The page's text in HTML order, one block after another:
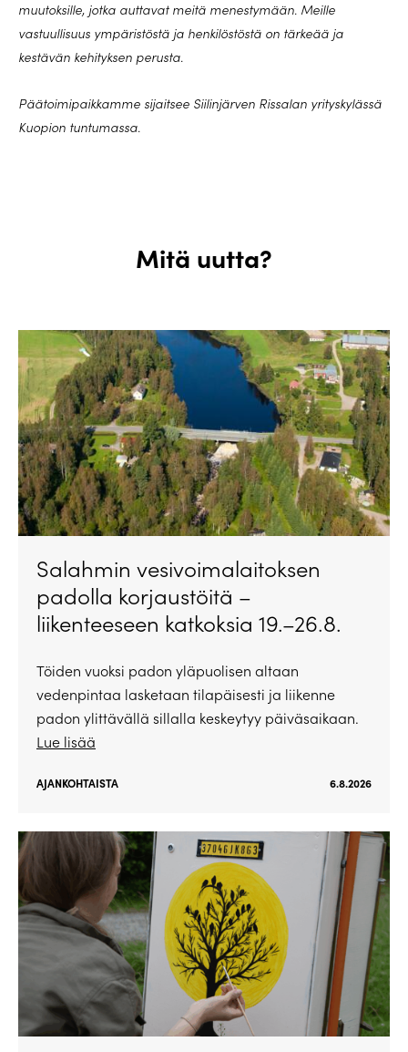
muutoksille, jotka auttavat meitä menestymään. Meille
vastuullisuus ympäristöstä ja henkilöstöstä on tärkeää ja
kestävän kehityksen perusta.
Päätoimipaikkamme sijaitsee Siilinjärven Rissalan yrityskylässä
Kuopion tuntumassa.
Mitä uutta?
Salahmin vesivoimalaitoksen
padolla korjaustöitä –
liikenteeseen katkoksia 19.–26.8.
Töiden vuoksi padon yläpuolisen altaan
vedenpintaa lasketaan tilapäisesti ja liikenne
padon ylittävällä sillalla keskeytyy päiväsaikaan.
Lue lisää
AJANKOHTAISTA 6.8.2026